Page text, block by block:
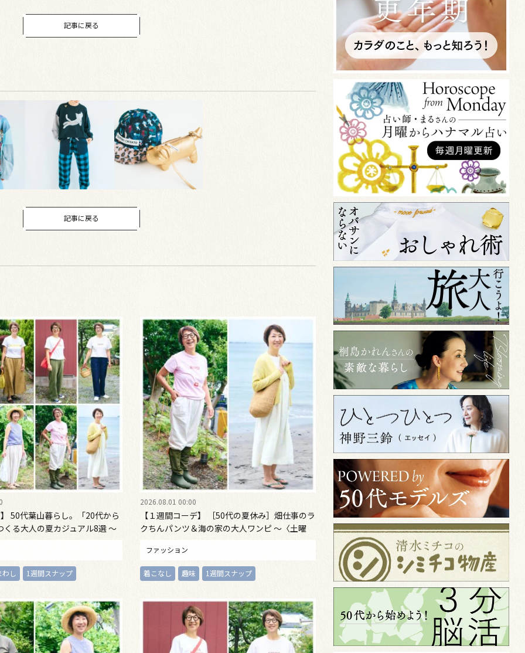
記事に戻る
記事に戻る
50代葉山暮らし。「20代から
くる大人の夏カジュアル8選 ～
わし 1週間スナップ
2026.08.01 00:00
【１週間コーデ】 ［50代の夏休み］畑仕事のラ
クちんパンツ＆海の家の大人ワンピ ～〈土曜
ファッション
着こなし 趣味 1週間スナップ